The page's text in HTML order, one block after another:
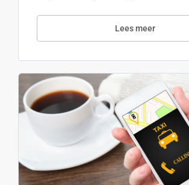
Lees meer